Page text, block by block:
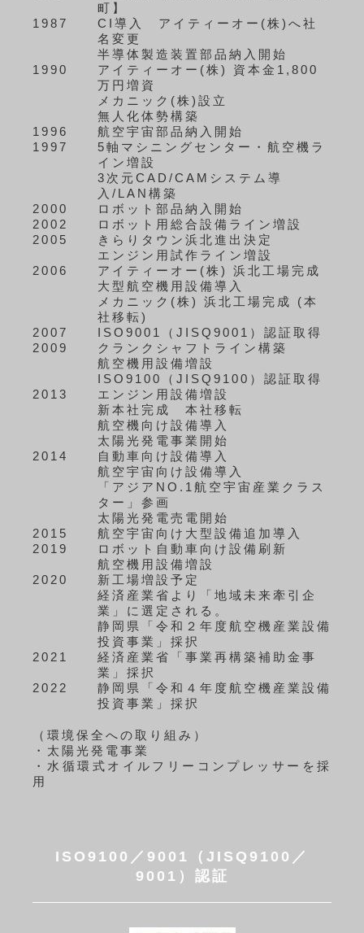
町】
1987
CI導入 アイティーオー(株)へ社
名変更
半導体製造装置部品納入開始
1990
アイティーオー(株) 資本金1,800
万円増資
メカニック(株)設立
無人化体勢構築
1996
航空宇宙部品納入開始
1997
5軸マシニングセンター・航空機ラ
イン増設
3次元CAD/CAMシステム導
入/LAN構築
2000
ロボット部品納入開始
2002
ロボット用総合設備ライン増設
2005
きらりタウン浜北進出決定
エンジン用試作ライン増設
2006
アイティーオー(株) 浜北工場完成
大型航空機用設備導入
メカニック(株) 浜北工場完成 (本
社移転)
2007
ISO9001（JISQ9001）認証取得
2009
クランクシャフトライン構築
航空機用設備増設
ISO9100（JISQ9100）認証取得
2013
エンジン用設備増設
新本社完成 本社移転
航空機向け設備導入
太陽光発電事業開始
2014
自動車向け設備導入
航空宇宙向け設備導入
「アジアNO.1航空宇宙産業クラス
ター」参画
太陽光発電売電開始
2015
航空宇宙向け大型設備追加導入
2019
ロボット自動車向け設備刷新
航空機用設備増設
2020
新工場増設予定
経済産業省より「地域未来牽引企
業」に選定される。
静岡県「令和２年度航空機産業設備
投資事業」採択
2021
経済産業省「事業再構築補助金事
業」採択
2022
静岡県「令和４年度航空機産業設備
投資事業」採択
（環境保全への取り組み）
・太陽光発電事業
・ 水循環式オイルフリーコンプレッサーを採
用
ISO9100／9001（JISQ9100／
9001）認証